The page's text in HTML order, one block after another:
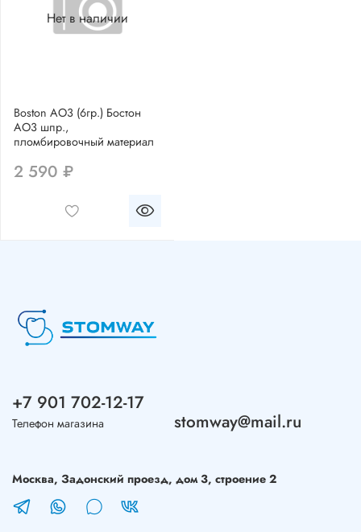
Нет в наличии
Boston AO3 (6гр.) Бостон
АО3 шпр.,
пломбировочный материал
2 590 ₽
+7 901 702-12-17
Телефон магазина stomway@mail.ru
Москва, Задонский проезд, дом 3, строение 2